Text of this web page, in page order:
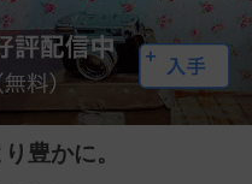
豊かに。